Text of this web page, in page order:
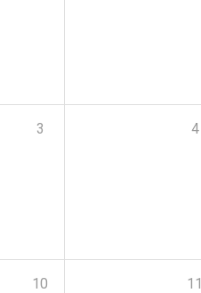
3 4
10 11